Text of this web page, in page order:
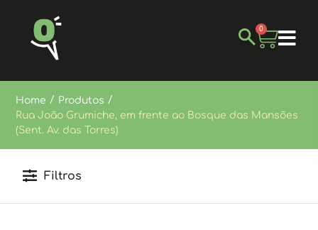
0
Home / Produtos /
Rua João Grumiche, em frente ao Bosque das Mansões
(Sent. Av. das Torres)
Filtros